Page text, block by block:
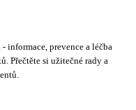
informace, prevence a léčba
Přečtěte si užitečné rady a